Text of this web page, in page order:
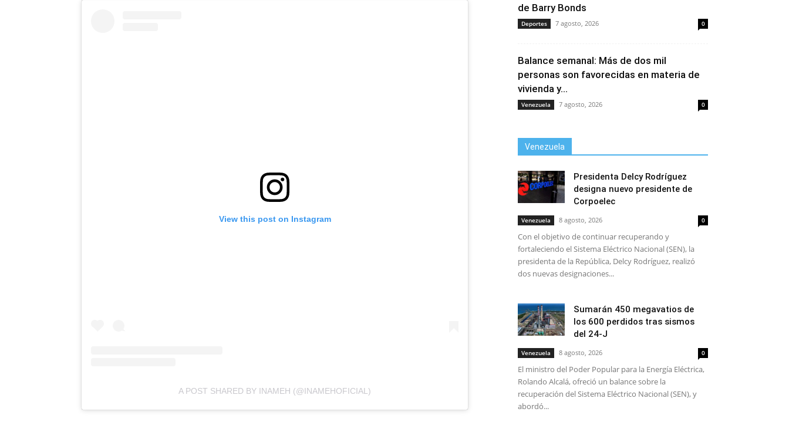
View this post on Instagram
A POST SHARED BY INAMEH (@INAMEHOFICIAL)
de Barry Bonds
Deportes 7 agosto, 2026 0
Balance semanal: Más de dos mil
personas son favorecidas en materia de
vivienda y...
Venezuela 7 agosto, 2026 0
Venezuela
Presidenta Delcy Rodríguez
designa nuevo presidente de
Corpoelec
Venezuela 8 agosto, 2026 0
Con el objetivo de continuar recuperando y
fortaleciendo el Sistema Eléctrico Nacional (SEN), la
presidenta de la República, Delcy Rodríguez, realizó
dos nuevas designaciones...
Sumarán 450 megavatios de
los 600 perdidos tras sismos
del 24-J
Venezuela 8 agosto, 2026 0
El ministro del Poder Popular para la Energía Eléctrica,
Rolando Alcalá, ofreció un balance sobre la
recuperación del Sistema Eléctrico Nacional (SEN), y
abordó...